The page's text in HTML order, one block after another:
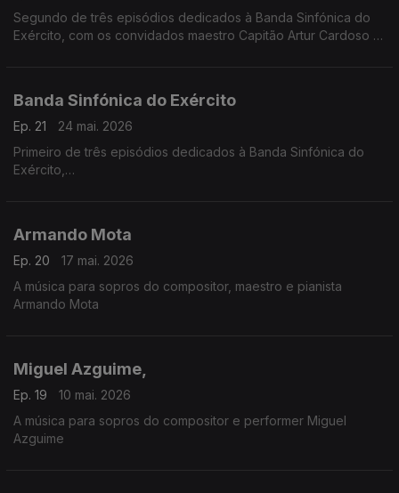
Segundo de três episódios dedicados à Banda Sinfónica do
Exército, com os convidados maestro Capitão Artur Cardoso e
Banda Sinfónica do Exército
Ep. 21
24 mai. 2026
Primeiro de três episódios dedicados à Banda Sinfónica do
Exército,
Armando Mota
Ep. 20
17 mai. 2026
A música para sopros do compositor, maestro e pianista
Armando Mota
Miguel Azguime,
Ep. 19
10 mai. 2026
A música para sopros do compositor e performer Miguel
Azguime